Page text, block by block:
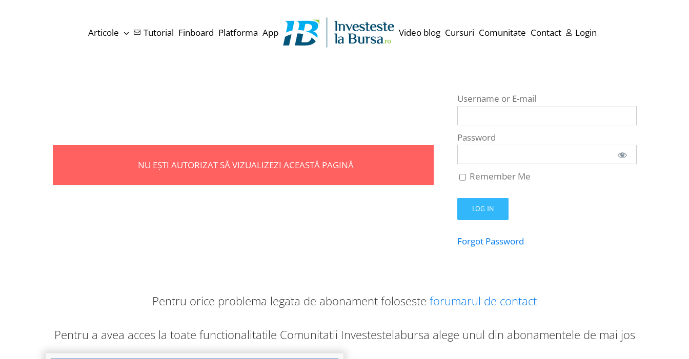
Articole Tutorial Finboard Platforma App Video blog Cursuri Comunitate Contact Login
NU EȘTI AUTORIZAT SĂ VIZUALIZEZI ACEASTĂ PAGINĂ
Username or E-mail
Password
Remember Me
Forgot Password
Pentru orice problema legata de abonament foloseste forumarul de contact
Pentru a avea acces la toate functionalitatile Comunitatii Investestelabursa alege unul din abonamentele de mai jos